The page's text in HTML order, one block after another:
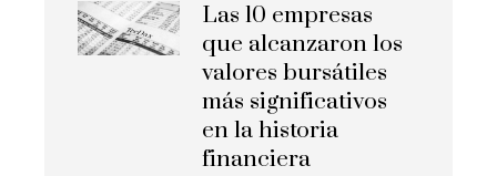
Las 10 empresas
que alcanzaron los
valores bursátiles
más significativos
en la historia
financiera